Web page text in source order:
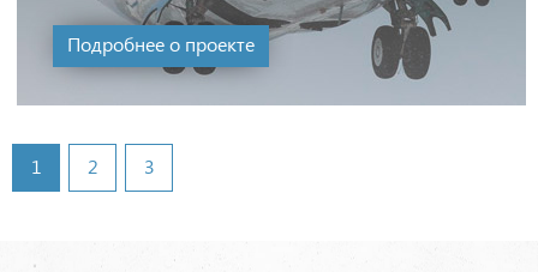
Подробнее о проекте
1 2 3